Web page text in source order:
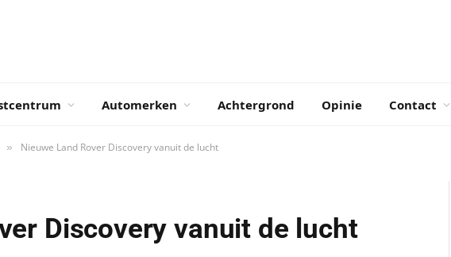
Automerken Achtergrond Opinie Contact
» Nieuwe Land Rover Discovery vanuit de lucht
Discovery vanuit de lucht